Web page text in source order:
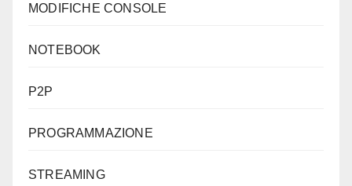
MODIFICHE CONSOLE
NOTEBOOK
P2P
PROGRAMMAZIONE
STREAMING